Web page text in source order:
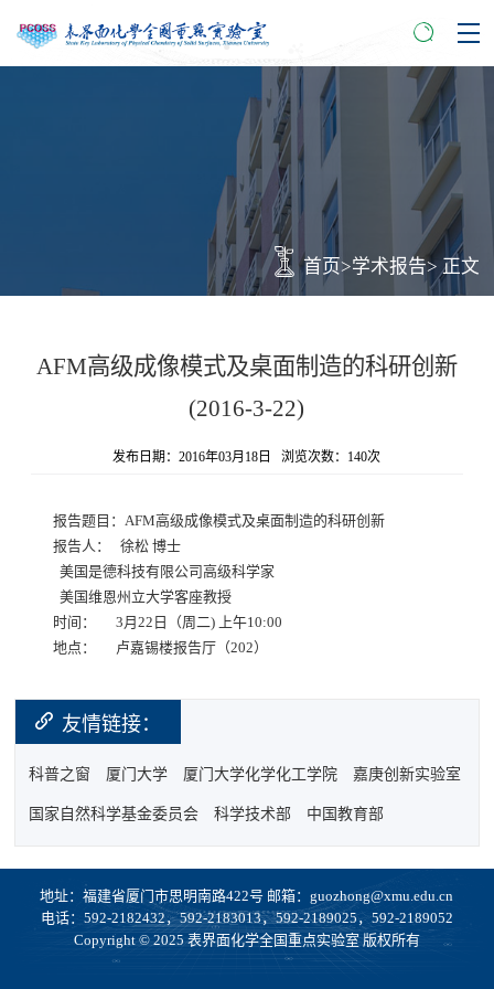
首页>学术报告> 正文
AFM高级成像模式及桌面制造的科研创新
(2016-3-22)
发布日期：2016年03月18日 浏览次数： 140次
报告题目：AFM高级成像模式及桌面制造的科研创新
报告人： 徐松 博士
美国是德科技有限公司高级科学家
美国维恩州立大学客座教授
时间： 3月22日（周二) 上午10:00
地点： 卢嘉锡楼报告厅（202）
友情链接：
科普之窗 厦门大学 厦门大学化学化工学院 嘉庚创新实验室
国家自然科学基金委员会 科学技术部 中国教育部
地址：福建省厦门市思明南路422号 邮箱：guozhong@xmu.edu.cn
电话：592-2182432，592-2183013，592-2189025，592-2189052
Copyright © 2025 表界面化学全国重点实验室 版权所有